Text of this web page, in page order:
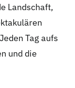
Landschaft,
Tag aufs
und die